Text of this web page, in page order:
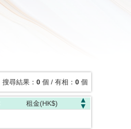
搜尋結果： 0 個 / 有相： 0 個
租金(HK$)